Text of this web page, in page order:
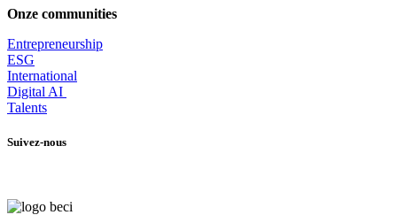
Onze communities
Entrepreneurship
ESG
International
Digital AI
Talents
Suivez-nous